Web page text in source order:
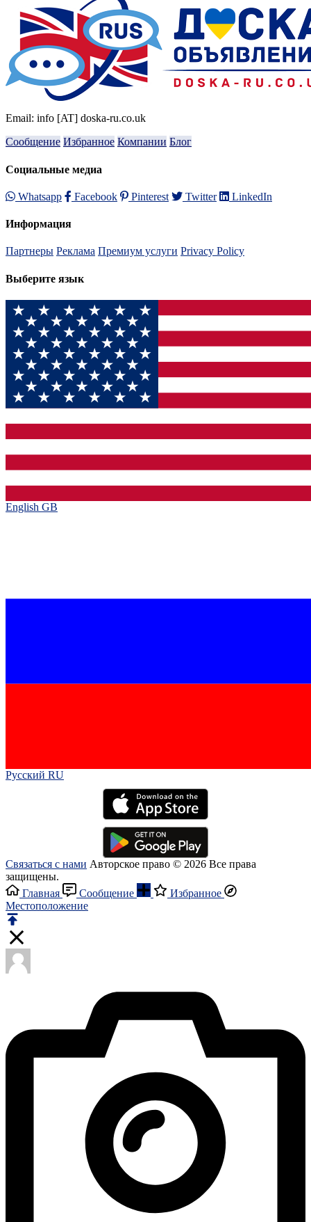
Email: info [AT] doska-ru.co.uk
Сообщение Избранное Компании Блог
Социальные медиа
Whatsapp Facebook Pinterest Twitter LinkedIn
Информация
Партнеры Реклама Премиум услуги Privacy Policy
Выберите язык
English GB‎
Русский RU‎
Связаться с нами Авторское право © 2026 Все права
защищены.
Главная
Сообщение
Избранное
Местоположение